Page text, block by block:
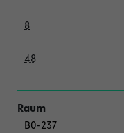
8
48
B0-237